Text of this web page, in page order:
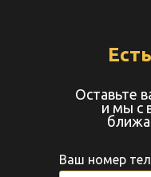
Ваш номер
Оставьте
и мы с